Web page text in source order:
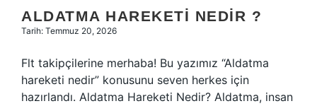
ALDATMA HAREKETI NEDIR ?
Tarih: Temmuz 20, 2026
Flt takipçilerine merhaba! Bu yazımız “Aldatma
hareketi nedir” konusunu seven herkes için
hazırlandı. Aldatma Hareketi Nedir? Aldatma, insan